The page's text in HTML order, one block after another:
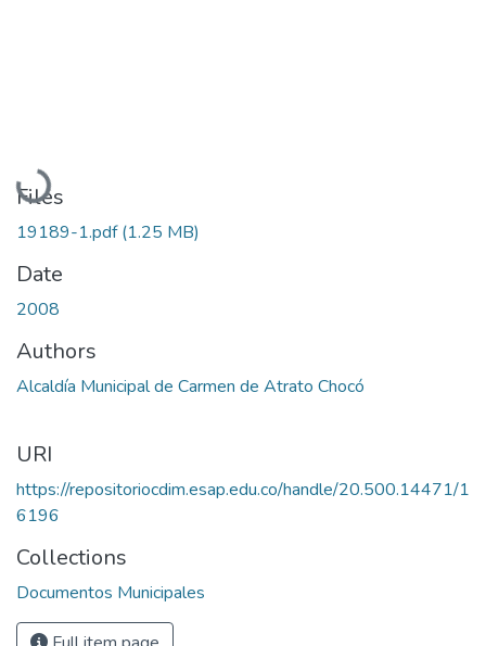
Loading...
Files
19189-1.pdf(1.25 MB)
Date
2008
Authors
Alcaldía Municipal de Carmen de Atrato Chocó
URI
https://repositoriocdim.esap.edu.co/handle/20.500.14471/1
6196
Collections
Documentos Municipales